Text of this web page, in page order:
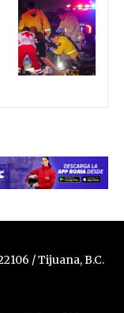
/ Tijuana, B.C.